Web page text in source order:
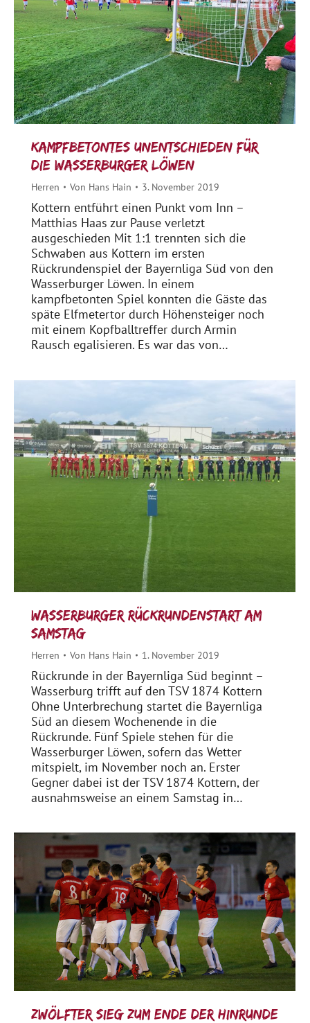
Kampfbetontes Unentschieden für
die Wasserburger Löwen
Herren Von Hans Hain 3. November 2019
Kottern entführt einen Punkt vom Inn –
Matthias Haas zur Pause verletzt
ausgeschieden Mit 1:1 trennten sich die
Schwaben aus Kottern im ersten
Rückrundenspiel der Bayernliga Süd von den
Wasserburger Löwen. In einem
kampfbetonten Spiel konnten die Gäste das
späte Elfmetertor durch Höhensteiger noch
mit einem Kopfballtreffer durch Armin
Rausch egalisieren. Es war das von…
Wasserburger Rückrundenstart am
Samstag
Herren Von Hans Hain 1. November 2019
Rückrunde in der Bayernliga Süd beginnt –
Wasserburg trifft auf den TSV 1874 Kottern
Ohne Unterbrechung startet die Bayernliga
Süd an diesem Wochenende in die
Rückrunde. Fünf Spiele stehen für die
Wasserburger Löwen, sofern das Wetter
mitspielt, im November noch an. Erster
Gegner dabei ist der TSV 1874 Kottern, der
ausnahmsweise an einem Samstag in…
Zwölfter Sieg zum Ende der Hinrunde